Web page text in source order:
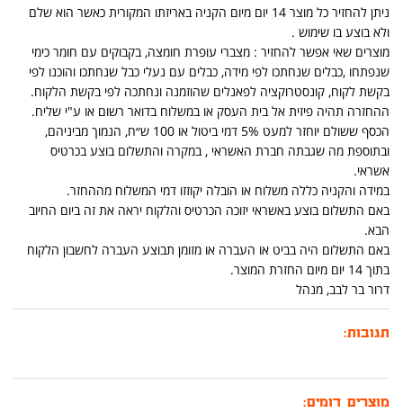
ניתן להחזיר כל מוצר 14 יום מיום הקניה באריזתו המקורית כאשר הוא שלם
ולא בוצע בו שימוש .
מוצרים שאי אפשר להחזיר : מצברי עופרת חומצה, בקבוקים עם חומר כימי
שנפתחו ,כבלים שנחתכו לפי מידה, כבלים עם נעלי כבל שנחתכו והוכנו לפי
בקשת לקוח, קונסטרוקציה לפאנלים שהוזמנה ונחתכה לפי בקשת הלקוח.
ההחזרה תהיה פיזית אל בית העסק או במשלוח בדואר רשום או ע"י שליח.
הכסף ששולם יוחזר למעט 5% דמי ביטול או 100 ש״ח, הנמוך מביניהם,
ובתוספת מה שגבתה חברת האשראי , במקרה והתשלום בוצע בכרטיס
אשראי.
במידה והקניה כללה משלוח או הובלה יקוזזו דמי המשלוח מההחזר.
באם התשלום בוצע באשראי יזוכה הכרטיס והלקוח יראה את זה ביום החיוב
הבא.
באם התשלום היה בביט או העברה או מזומן תבוצע העברה לחשבון הלקוח
בתוך 14 יום מיום החזרת המוצר.
דרור בר לבב, מנהל
תגובות:
מוצרים דומים: